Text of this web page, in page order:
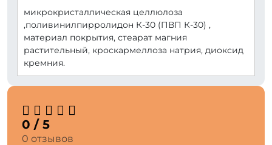
микрокристаллическая целлюлоза
,поливинилпирролидон К-30 (ПВП К-30) ,
материал покрытия, стеарат магния
растительный, кроскармеллоза натрия, диоксид
кремния.
0 / 5
0 отзывов